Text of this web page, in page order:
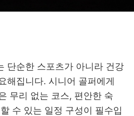
단순한 스포츠가 아니라 건강
해집니다. 시니어 골퍼에게
무리 없는 코스, 편안한 숙
수 있는 일정 구성이 필수입